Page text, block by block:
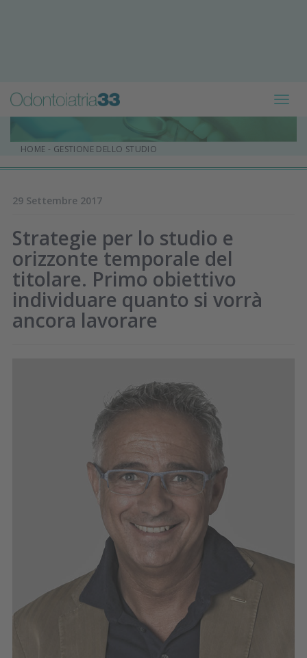
HOME - GESTIONE DELLO STUDIO
29 Settembre 2017
Strategie per lo studio e
orizzonte temporale del
titolare. Primo obiettivo
individuare quanto si vorrà
ancora lavorare